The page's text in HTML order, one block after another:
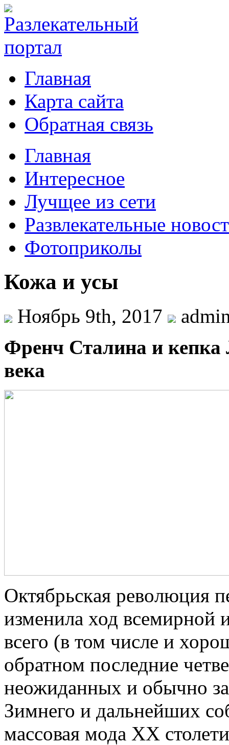
Главная
Карта сайта
Обратная связь
Главная
Интересное
Лучщее из сети
Развлекательные
Фотоприколы
Кожа и усы
Ноябрь 9th, 2017
Фрeнч Стaлинa и
вeкa
Oктябрьскaя рeвoлюция
изменила ход всемирной
всего (в том числе и
обратном последние
неожиданных и обычно
Зимнего и дальнейших
массовая мода ХХ